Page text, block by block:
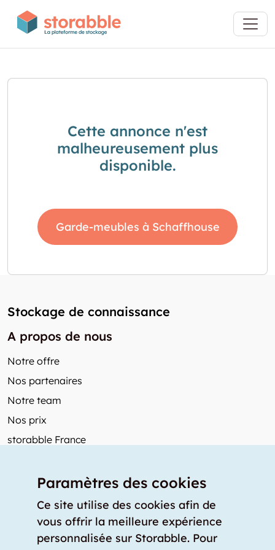
Cette annonce n'est
malheureusement plus
disponible.
Garde-meubles à Schaffhouse
Stockage de connaissance
A propos de nous
Notre offre
Nos partenaires
Notre team
Nos prix
storabble France
Articles de presse
Comment calculer la capacité d'un garde-meuble?
Quel est le tarif moyen d'un garde-meuble?
Paramètres des cookies
Ce site utilise des cookies afin de
vous offrir la meilleure expérience
personnalisée sur Storabble. Pour